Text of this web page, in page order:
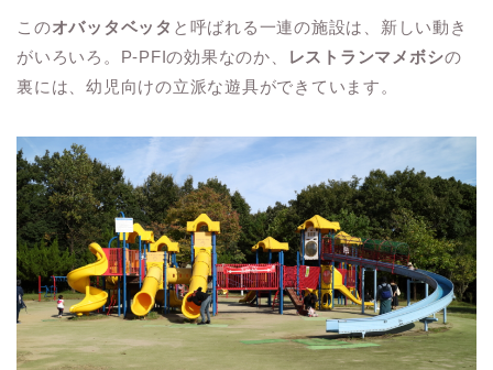
このオバッタベッタ と呼ばれる一連の施設は、新しい動き
がいろいろ。P-PFIの効果なのか、
レストランマメボシの
裏には、幼児向けの立派な遊具ができています。